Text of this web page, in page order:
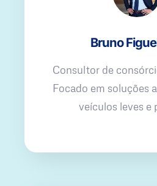
Bruno
Consultor de
Focado em soluções
veículos leves e